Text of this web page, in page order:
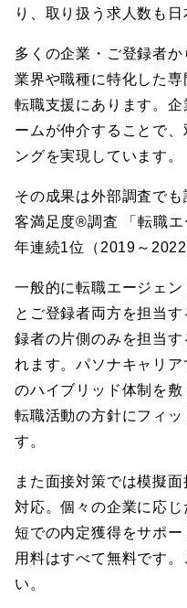
り、取り扱う求人数も日
多くの企業・ご登録者か
業界や職種に特化した
転職支援にあります。
ームが仲介することで
ングを実現しています。
その成果は外部調査で
客満足度®調査 「転職
年連続1位（2019～
一般的に転職エージェ
とご登録者両方を担当
録者の片側のみを担当
れます。パソナキャリア
のハイブリッド体制を
転職活動の方針にフィ
す。
また面接対策では模擬
対応。個々の企業に応
短での内定獲得をサポ
用料はすべて無料です
い。